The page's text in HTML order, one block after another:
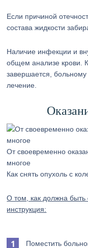
Если причиной
состава жидкости
Наличие инфекции и
общем анализе крови.
завершается,
лечение.
От своевременно
многое
Как снять опухоль с
О том, как должна
инструкция:
Поместить